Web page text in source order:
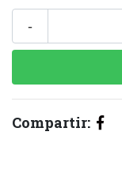
-
Compartir: